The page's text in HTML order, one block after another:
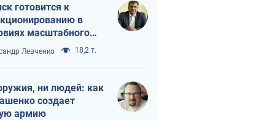
готовится к
в
масштабного
кризиса
Левченко 18,2 т.
ни людей: как
создает
армию